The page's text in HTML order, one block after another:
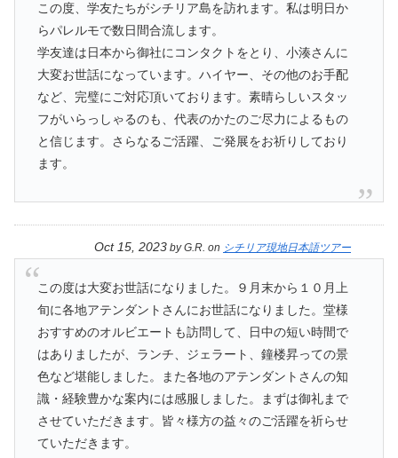
この度、学友たちがシチリア島を訪れます。私は明日か
らパレルモで数日間合流します。
学友達は日本から御社にコンタクトをとり、小湊さんに
大変お世話になっています。ハイヤー、その他のお手配
など、完璧にご対応頂いております。素晴らしいスタッ
フがいらっしゃるのも、代表のかたのご尽力によるもの
と信じます。さらなるご活躍、ご発展をお祈りしており
ます。
Oct 15, 2023 byG.R. on シチリア現地日本語ツアー
この度は大変お世話になりました。９月末から１０月上
旬に各地アテンダントさんにお世話になりました。堂様
おすすめのオルビエートも訪問して、日中の短い時間で
はありましたが、ランチ、ジェラート、鐘楼昇っての景
色など堪能しました。また各地のアテンダントさんの知
識・経験豊かな案内には感服しました。まずは御礼まで
させていただきます。皆々様方の益々のご活躍を祈らせ
ていただきます。